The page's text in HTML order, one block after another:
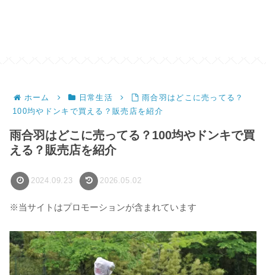
ホーム 日常生活
雨合羽はどこに売ってる？
100均やドンキで買える？販売店を紹介
雨合羽はどこに売ってる？100均やドンキで買
える？販売店を紹介
2024.09.23 2026.05.02
※当サイトはプロモーションが含まれています